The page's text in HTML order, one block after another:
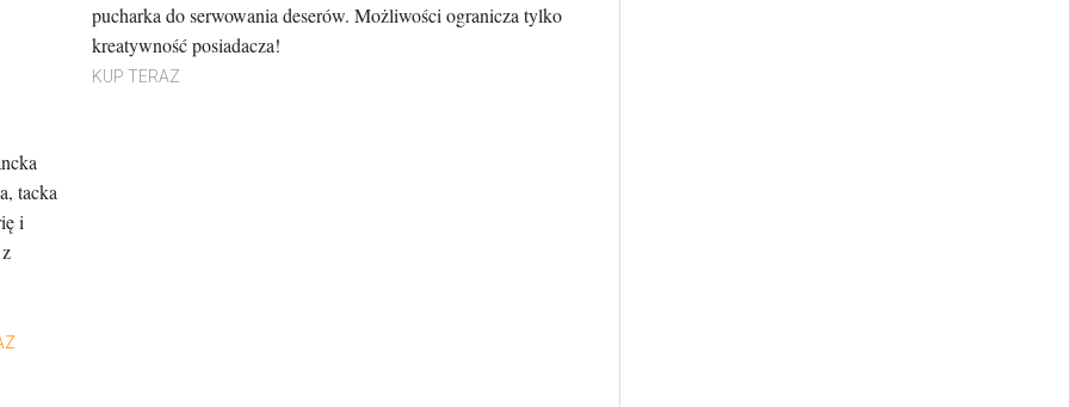
pucharka do serwowania deserów. Możliwości ogranicza tylko
kreatywność posiadacza!
KUP TERAZ
tacka
i